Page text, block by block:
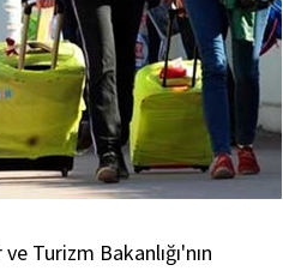
Turizm Bakanlığı'nın